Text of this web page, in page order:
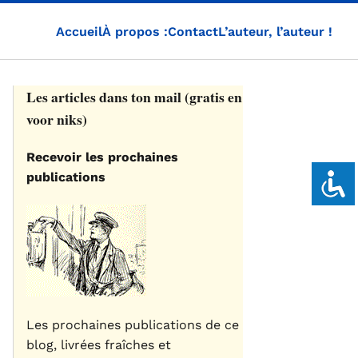
AccueilÀ propos :ContactL’auteur, l’auteur !
Les articles dans ton mail (gratis en
voor niks)
Recevoir les prochaines
publications
Les prochaines publications de ce
blog, livrées fraîches et